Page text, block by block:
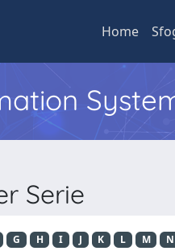
Home
Serie
G H I J K L M N